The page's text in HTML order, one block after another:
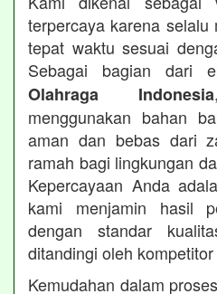
terpercaya karena selalu
tepat waktu sesuai
Sebagai bagian dari
Olahraga Indonesia
menggunakan bahan
aman dan bebas dari
ramah bagi lingkungan
Kepercayaan Anda
kami menjamin hasil
dengan standar
ditandingi oleh
Kemudahan dalam